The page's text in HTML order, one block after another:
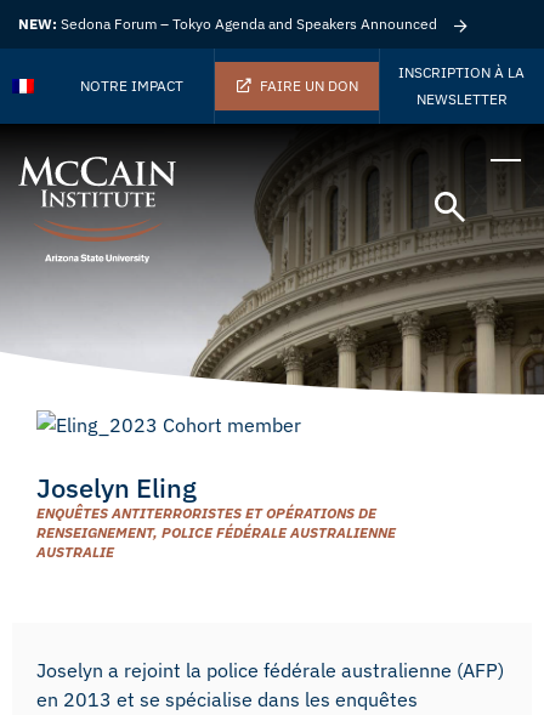
NEW: Sedona Forum – Tokyo Agenda and Speakers Announced
NOTRE IMPACT FAIRE UN DON
INSCRIPTION À LA
NEWSLETTER
Joselyn Eling
ENQUÊTES ANTITERRORISTES ET OPÉRATIONS DE
RENSEIGNEMENT, POLICE FÉDÉRALE AUSTRALIENNE
AUSTRALIE
Joselyn a rejoint la police fédérale australienne (AFP)
en 2013 et se spécialise dans les enquêtes